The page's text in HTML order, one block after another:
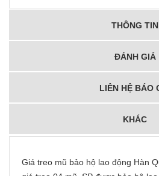
THÔNG TIN
ĐÁNH GIÁ
LIÊN HỆ BÁO
KHÁC
Giá treo mũ bảo hộ lao động Hàn